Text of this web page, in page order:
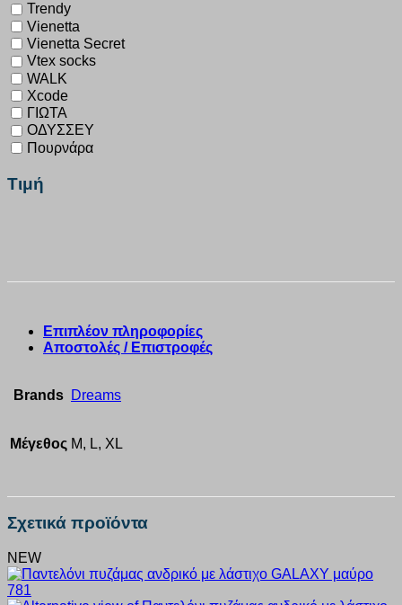
Trendy
Vienetta
Vienetta Secret
Vtex socks
WALK
Xcode
ΓΙΩΤΑ
ΟΔΥΣΣΕΥ
Πουρνάρα
Τιμή
Επιπλέον πληροφορίες
Αποστολές / Επιστροφές
Brands Dreams
Μέγεθος M, L, XL
Σχετικά προϊόντα
NEW